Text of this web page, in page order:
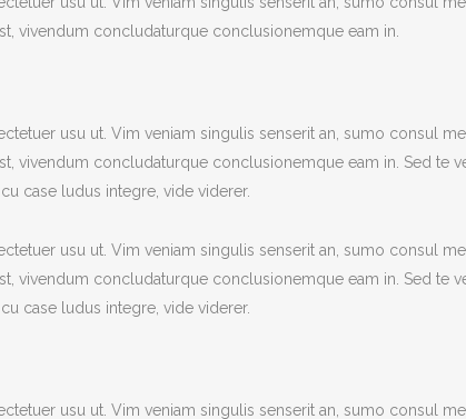
vivendum concludaturque conclusionemque eam in.
usu ut. Vim veniam singulis senserit an, sumo consul
vivendum concludaturque conclusionemque eam in. Sed te
case ludus integre, vide viderer.
usu ut. Vim veniam singulis senserit an, sumo consul
vivendum concludaturque conclusionemque eam in. Sed te
case ludus integre, vide viderer.
usu ut. Vim veniam singulis senserit an, sumo consul